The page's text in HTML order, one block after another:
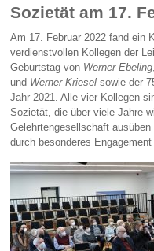
Sozietät am 17.
Am 17. Februar 2022 fand ein
verdienstvollen Kollegen der
Geburtstag von Werner Ebeling
und Werner Kriesel sowie der
Jahr 2021. Alle vier Kollegen
Sozietät, die über viele Jahre
Gelehrtengesellschaft
durch besonderes